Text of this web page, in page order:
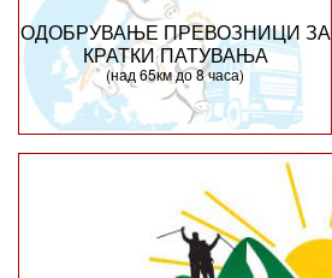
ОДОБРУВАЊЕ ПРЕВОЗНИЦИ ЗА
КРАТКИ ПАТУВАЊА
(над 65км до 8 часа)